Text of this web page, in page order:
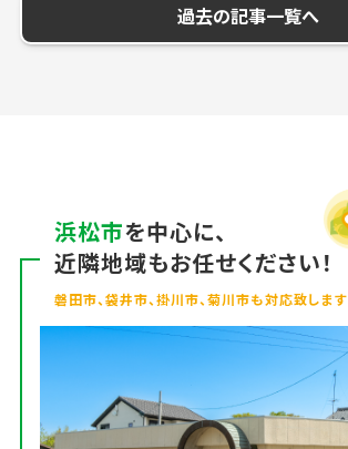
過去の記事一覧へ
浜松市を中心に、
近隣地域もお任せください！
磐田市、袋井市、掛川市、菊川市も対応致します